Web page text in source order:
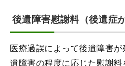
後遺障害慰謝料（後遺症
医療過誤によって後遺障害
遺障害の程度に応じた慰謝